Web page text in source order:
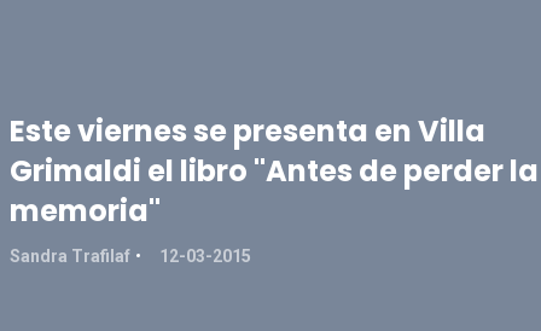
Este viernes se presenta en Villa
Grimaldi el libro "Antes de perder la
memoria"
Sandra Trafilaf 12-03-2015